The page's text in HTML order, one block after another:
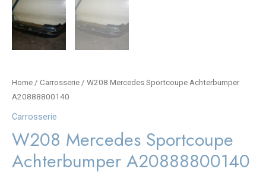
Home / Carrosserie / W208 Mercedes Sportcoupe Achterbumper
A20888800140
Carrosserie
W208 Mercedes Sportcoupe
Achterbumper A20888800140